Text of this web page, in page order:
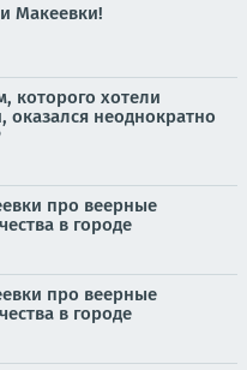
Макеевки!
которого хотели
оказался неоднократно
про веерные
в городе
про веерные
в городе